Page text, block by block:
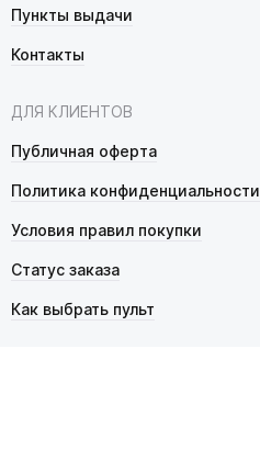
Пункты выдачи
Контакты
ДЛЯ КЛИЕНТОВ
Публичная оферта
Политика конфиденциальности
Условия правил покупки
Статус заказа
Как выбрать пульт